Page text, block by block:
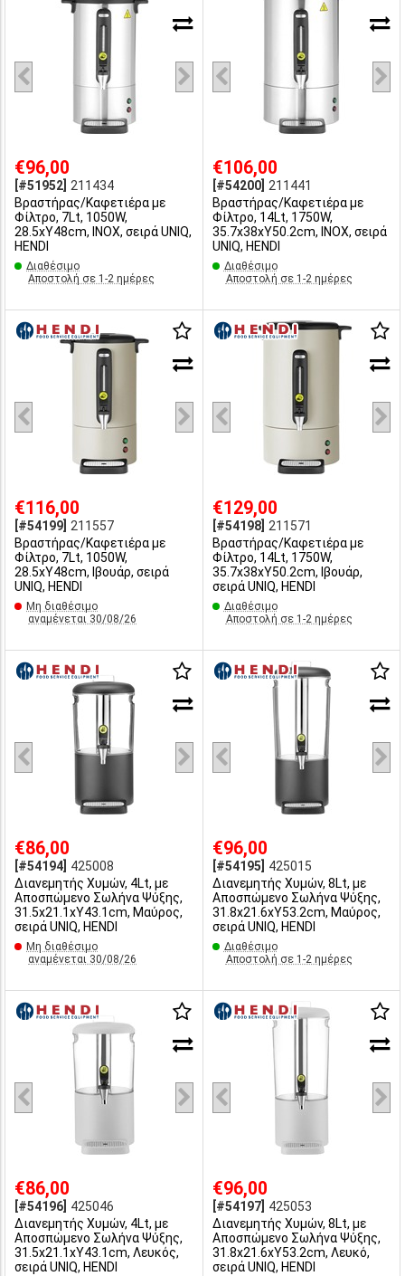
€96,00
[#51952] 211434
Βραστήρας/Καφετιέρα με
Φίλτρο, 7Lt, 1050W,
28.5xY48cm, INOX, σειρά UNIQ,
HENDI
Διαθέσιμο
Αποστολή σε 1-2 ημέρες
€106,00
[#54200] 211441
Βραστήρας/Καφετιέρα με
Φίλτρο, 14Lt, 1750W,
35.7x38xY50.2cm, INOX, σειρά
UNIQ, HENDI
Διαθέσιμο
Αποστολή σε 1-2 ημέρες
€116,00
[#54199] 211557
Βραστήρας/Καφετιέρα με
Φίλτρο, 7Lt, 1050W,
28.5xY48cm, Ιβουάρ, σειρά
UNIQ, HENDI
Μη διαθέσιμο
αναμένεται 30/08/26
€129,00
[#54198] 211571
Βραστήρας/Καφετιέρα με
Φίλτρο, 14Lt, 1750W,
35.7x38xY50.2cm, Ιβουάρ,
σειρά UNIQ, HENDI
Διαθέσιμο
Αποστολή σε 1-2 ημέρες
€86,00
[#54194] 425008
Διανεμητής Χυμών, 4Lt, με
Αποσπώμενο Σωλήνα Ψύξης,
31.5x21.1xΥ43.1cm, Μαύρος,
σειρά UNIQ, HENDI
Μη διαθέσιμο
αναμένεται 30/08/26
€96,00
[#54195]
425015
Διανεμητής Χυμών, 8Lt, με
Αποσπώμενο Σωλήνα Ψύξης,
31.8x21.6xY53.2cm, Μαύρος,
σειρά UNIQ, HENDI
Διαθέσιμο
Αποστολή σε 1-2 ημέρες
€86,00
[#54196] 425046
Διανεμητής Χυμών, 4Lt, με
Αποσπώμενο Σωλήνα Ψύξης,
31.5x21.1xΥ43.1cm, Λευκός,
σειρά UNIQ, HENDI
€96,00
[#54197] 425053
Διανεμητής Χυμών, 8Lt, με
Αποσπώμενο Σωλήνα Ψύξης,
31.8x21.6xY53.2cm, Λευκό,
σειρά UNIQ, HENDI